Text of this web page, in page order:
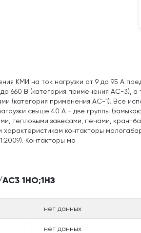
КМИ на ток нагрузки от 9 до 95 А
660 В (категория применения АС-3),
(категория применения АС-1). Все
свыше 40 А - две группы
тепловыми завесами, печами, кран-
контакторы
Контакторы ма
1НО;1НЗ
нет данных
нет данных